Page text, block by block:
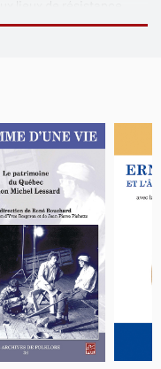
et de Beaupré au
encore dans son
Acadie invite alors à
à la nécessité
peuple en dehors des
de l’imaginaire
dès lors comme la
univers symbolique de
religieuse d’un peuple
l’historien néglige